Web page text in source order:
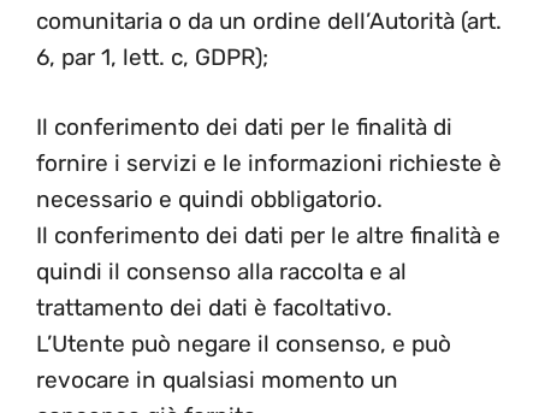
comunitaria o da un ordine dell’Autorità (art.
6, par 1, lett. c, GDPR);
Il conferimento dei dati per le finalità di
fornire i servizi e le informazioni richieste è
necessario e quindi obbligatorio.
Il conferimento dei dati per le altre finalità e
quindi il consenso alla raccolta e al
trattamento dei dati è facoltativo.
L’Utente può negare il consenso, e può
revocare in qualsiasi momento un